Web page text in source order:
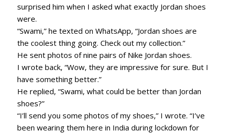
surprised him when I asked what exactly Jordan shoes
were.
“Swami,” he texted on WhatsApp, “Jordan shoes are
the coolest thing going. Check out my collection.”
He sent photos of nine pairs of Nike Jordan shoes.
I wrote back, “Wow, they are impressive for sure. But I
have something better.”
He replied, “Swami, what could be better than Jordan
shoes?”
“I’ll send you some photos of my shoes,” I wrote. “I’ve
been wearing them here in India during lockdown for